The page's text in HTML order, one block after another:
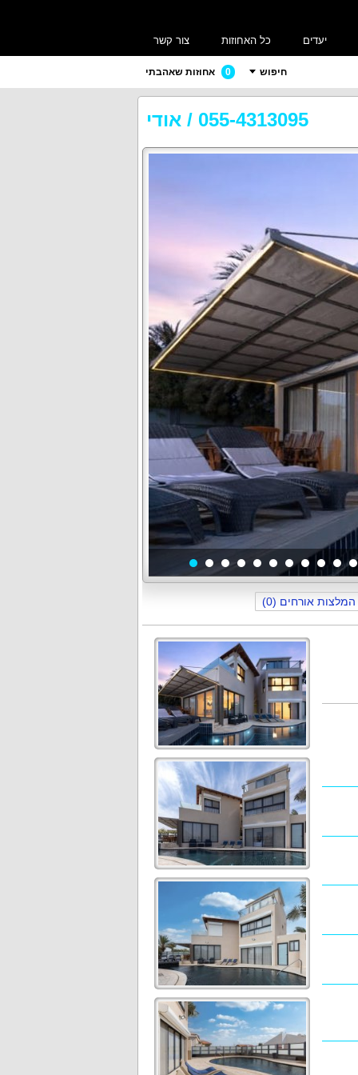
יעדים כל האחוזות צור קשר
0 אחוזות שאהבתי חיפוש
055-4313095
/ אודי
המלצות אורחים (0)